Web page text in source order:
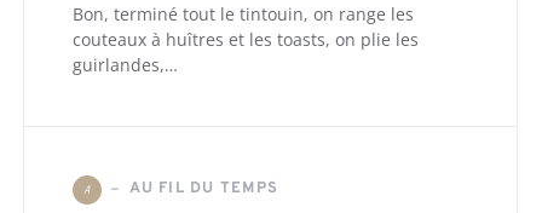
Bon, terminé tout le tintouin, on range les
couteaux à huîtres et les toasts, on plie les
guirlandes,…
A AU FIL DU TEMPS